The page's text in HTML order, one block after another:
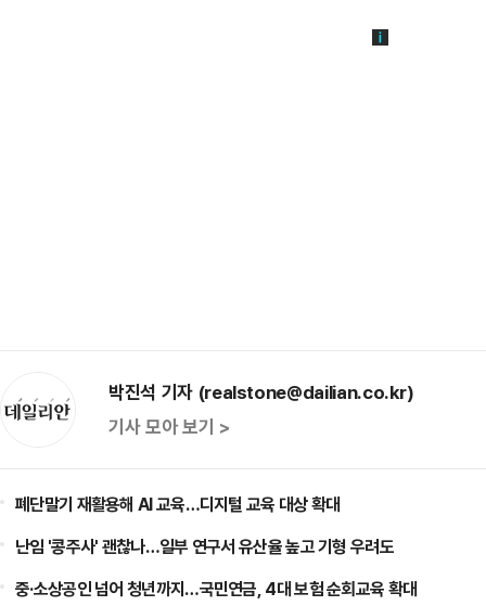
박진석 기자 (realstone@dailian.co.kr)
기사 모아 보기 >
폐단말기 재활용해 AI 교육…디지털 교육 대상 확대
난임 '콩주사' 괜찮나…일부 연구서 유산율 높고 기형 우려도
중·소상공인 넘어 청년까지…국민연금, 4대 보험 순회교육 확대